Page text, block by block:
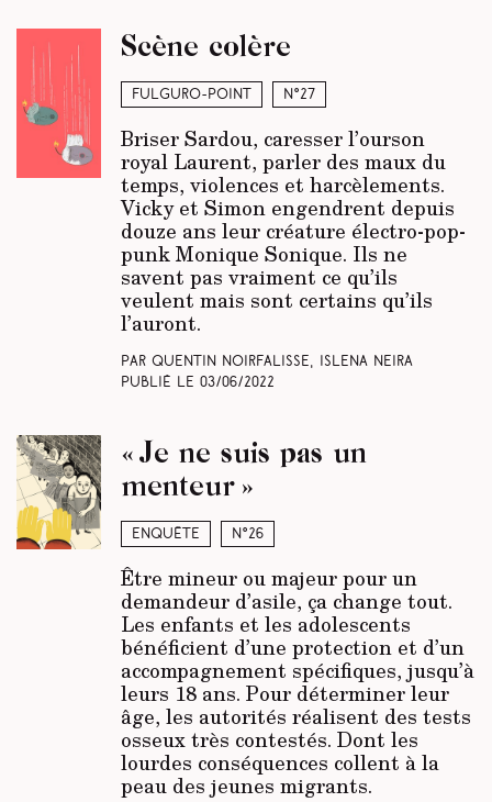
Fulguro-Point N°27
Scène colère
Briser Sardou, caresser l’ourson
royal Laurent, parler des maux du
temps, violences et harcèlements.
Vicky et Simon engendrent depuis
douze ans leur créature électro-pop-
punk Monique Sonique. Ils ne
savent pas vraiment ce qu’ils
veulent mais sont certains qu’ils
l’auront.
Par Quentin Noirfalisse, Islena Neira
Publié le 03/06/2022
Enquête N°26
« Je ne suis pas un
menteur »
Être mineur ou majeur pour un
demandeur d’asile, ça change tout.
Les enfants et les adolescents
bénéficient d’une protection et d’un
accompagnement spécifiques, jusqu’à
leurs 18 ans. Pour déterminer leur
âge, les autorités réalisent des tests
osseux très contestés. Dont les
lourdes conséquences collent à la
peau des jeunes migrants.